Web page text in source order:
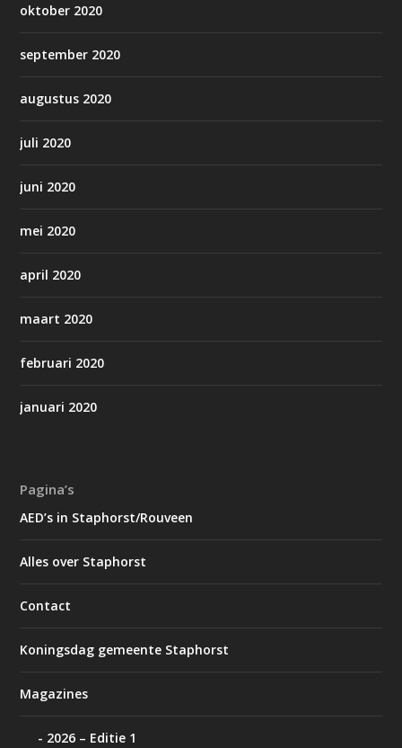
oktober 2020
september 2020
augustus 2020
juli 2020
juni 2020
mei 2020
april 2020
maart 2020
februari 2020
januari 2020
Pagina’s
AED’s in Staphorst/Rouveen
Alles over Staphorst
Contact
Koningsdag gemeente Staphorst
Magazines
2026 – Editie 1